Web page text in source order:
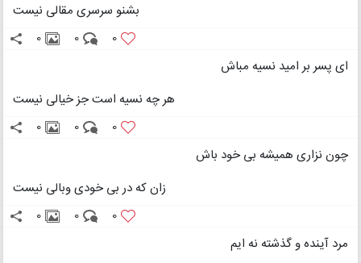
بشنو سرسری مقالی نیست
0
0
0
ای پسر بر امید نسیه مباش
هر چه نسیه است جز خیالی نیست
0
0
0
چون نزاری همیشه بی خود باش
زان که در بی خودی وبالی نیست
0
0
0
مرد آینده و گذشته نه ایم